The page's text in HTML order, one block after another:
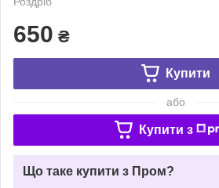
650 ₴
Купити
або
Купити з
Що таке купити з Пром?